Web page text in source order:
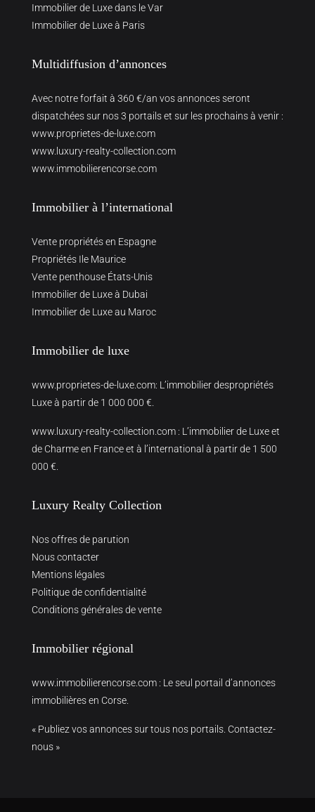
Immobilier de Luxe dans le Var
Immobilier de Luxe à Paris
Multidiffusion d’annonces
Avec notre forfait à 360 €/an vos annonces seront
dispatchées sur nos 3 portails et sur les prochains à venir :
www.proprietes-de-luxe.com
www.luxury-realty-collection.com
www.immobilierencorse.com
Immobilier à l’international
Vente propriétés en Espagne
Propriétés Ile Maurice
Vente penthouse États-Unis
Immobilier de Luxe à Dubai
Immobilier de Luxe au Maroc
Immobilier de luxe
www.proprietes-de-luxe.com: L’immobilier despropriétés
Luxe à partir de 1 000 000 €.
www.luxury-realty-collection.com : L’immobilier de Luxe et
de Charme en France et à l’international à partir de 1 500
000 €.
Luxury Realty Collection
Nos offres de parution
Nous contacter
Mentions légales
Politique de confidentialité
Conditions générales de vente
Immobilier régional
www.immobilierencorse.com : Le seul portail d’annonces
immobilières en Corse.
« Publiez vos annonces sur tous nos portails. Contactez-
nous »